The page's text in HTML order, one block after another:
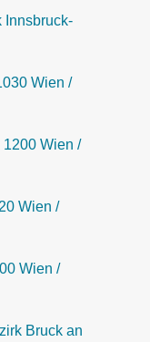
Innsbruck-
Wien /
Wien /
Wien /
Wien /
Bruck an